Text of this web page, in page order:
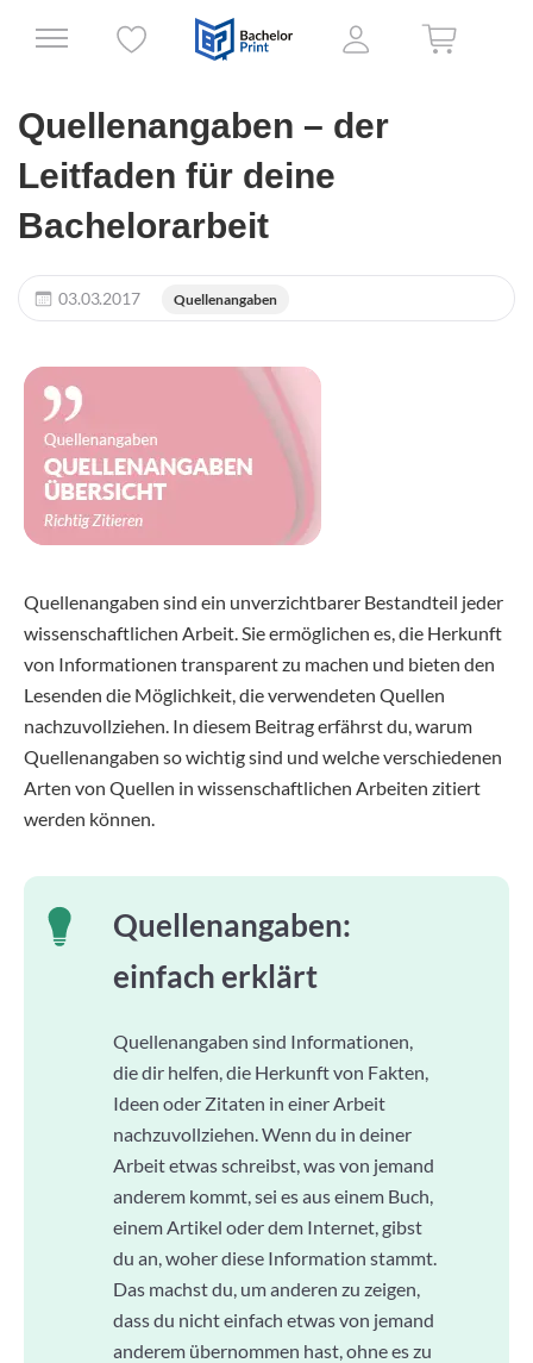
Quellenangaben – der
Leitfaden für deine
Bachelorarbeit
03.03.2017 Quellenangaben
Quellenangaben sind ein unverzichtbarer Bestandteil jeder
wissenschaftlichen Arbeit. Sie ermöglichen es, die Herkunft
von Informationen transparent zu machen und bieten den
Lesenden die Möglichkeit, die verwendeten Quellen
nachzuvollziehen. In diesem Beitrag erfährst du, warum
Quellenangaben so wichtig sind und welche verschiedenen
Arten von Quellen in wissenschaftlichen Arbeiten zitiert
werden können.
Quellenangaben:
einfach erklärt
Quellenangaben sind Informationen,
die dir helfen, die Herkunft von Fakten,
Ideen oder Zitaten in einer Arbeit
nachzuvollziehen. Wenn du in deiner
Arbeit etwas schreibst, was von jemand
anderem kommt, sei es aus einem Buch,
einem Artikel oder dem Internet, gibst
du an, woher diese Information stammt.
Das machst du, um anderen zu zeigen,
dass du nicht einfach etwas von jemand
anderem übernommen hast, ohne es zu